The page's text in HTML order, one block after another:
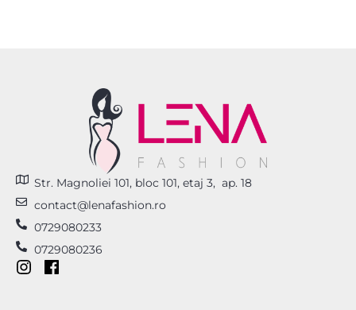
Str. Magnoliei 101, bloc 101, etaj 3, ap. 18
contact@lenafashion.ro
0729080233
0729080236